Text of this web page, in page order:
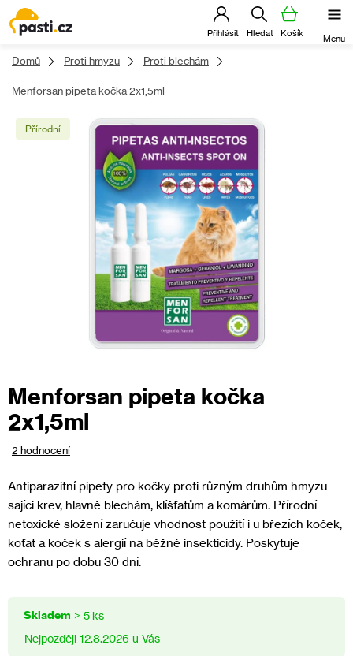
Přejít
na
obsah
Domů Proti hmyzu Proti blechám
Menforsan pipeta kočka 2x1,5ml
Přírodní
Menforsan pipeta kočka
2x1,5ml
Průměrné
produktu
4,5
z
5
hvězdiček.
2 hodnocení
Antiparazitní pipety pro kočky proti různým druhům hmyzu
sajíci krev, hlavně blechám, klíšťatům a komárům. Přírodní
netoxické složení zaručuje vhodnost použití i u březích koček,
koťat a koček s alergií na běžné insekticidy. Poskytuje
ochranu po dobu 30 dní.
Skladem > 5 ks
12.8.2026